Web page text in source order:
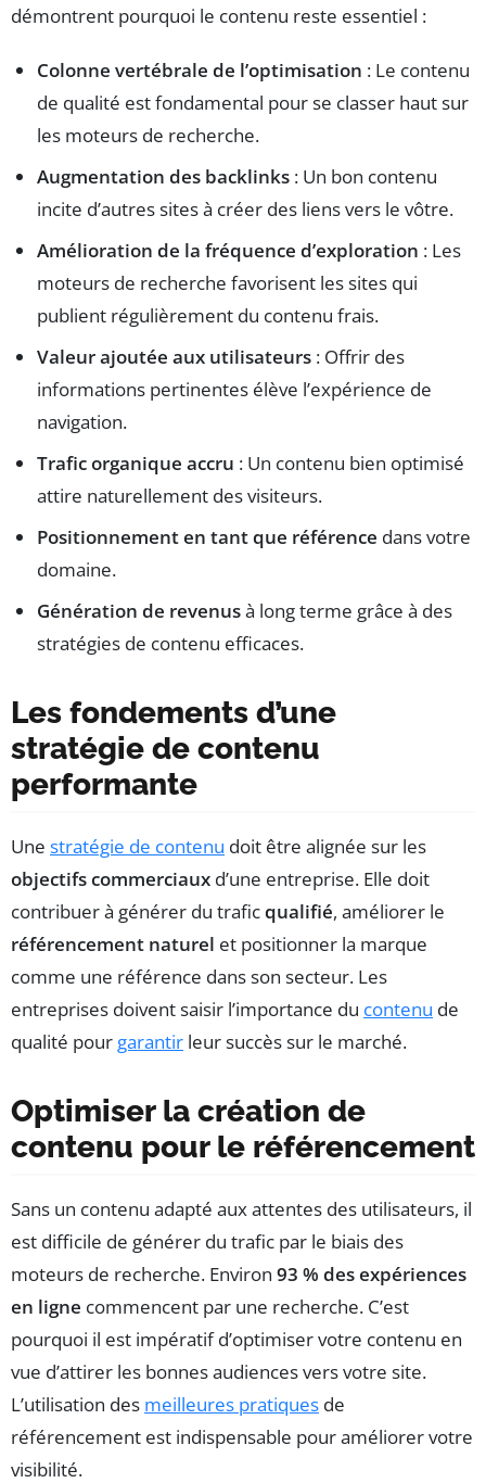
démontrent pourquoi le contenu reste essentiel :
Colonne vertébrale de l’optimisation : Le contenu
de qualité est fondamental pour se classer haut sur
les moteurs de recherche.
Augmentation des backlinks : Un bon contenu
incite d’autres sites à créer des liens vers le vôtre.
Amélioration de la fréquence d’exploration : Les
moteurs de recherche favorisent les sites qui
publient régulièrement du contenu frais.
Valeur ajoutée aux utilisateurs : Offrir des
informations pertinentes élève l’expérience de
navigation.
Trafic organique accru : Un contenu bien optimisé
attire naturellement des visiteurs.
Positionnement en tant que référence dans votre
domaine.
Génération de revenusà long terme grâce à des
stratégies de contenu efficaces.
Les fondements d’une
stratégie de contenu
performante
Une stratégie de contenu doit être alignée sur les
objectifs commerciaux d’une entreprise. Elle doit
contribuer à générer du traficqualifié, améliorer le
référencement naturel et positionner la marque
comme une référence dans son secteur. Les
entreprises doivent saisir l’importance du contenu de
qualité pour garantir leur succès sur le marché.
Optimiser la création de
contenu pour le référencement
Sans un contenu adapté aux attentes des utilisateurs, il
est difficile de générer du trafic par le biais des
moteurs de recherche. Environ 93 % des expériences
en ligne commencent par une recherche. C’est
pourquoi il est impératif d’optimiser votre contenu en
vue d’attirer les bonnes audiences vers votre site.
L’utilisation des meilleures pratiques de
référencement est indispensable pour améliorer votre
visibilité.